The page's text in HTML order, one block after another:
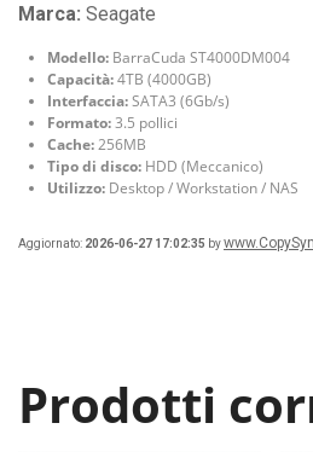
Marca: Seagate
Modello: BarraCuda ST4000DM004
Capacità:4TB (4000GB)
Interfaccia:SATA3 (6Gb/s)
Formato:3.5 pollici
Cache:256MB
Tipo di disco: HDD (Meccanico)
Utilizzo: Desktop / Workstation / NAS
Aggiornato: 2026-06-27 17:02:35 by
Prodotti